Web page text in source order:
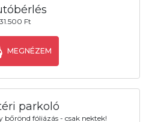
31.500 Ft
MEGNÉZEM
parkoló
bőrönd fóliázás - csak nektek!